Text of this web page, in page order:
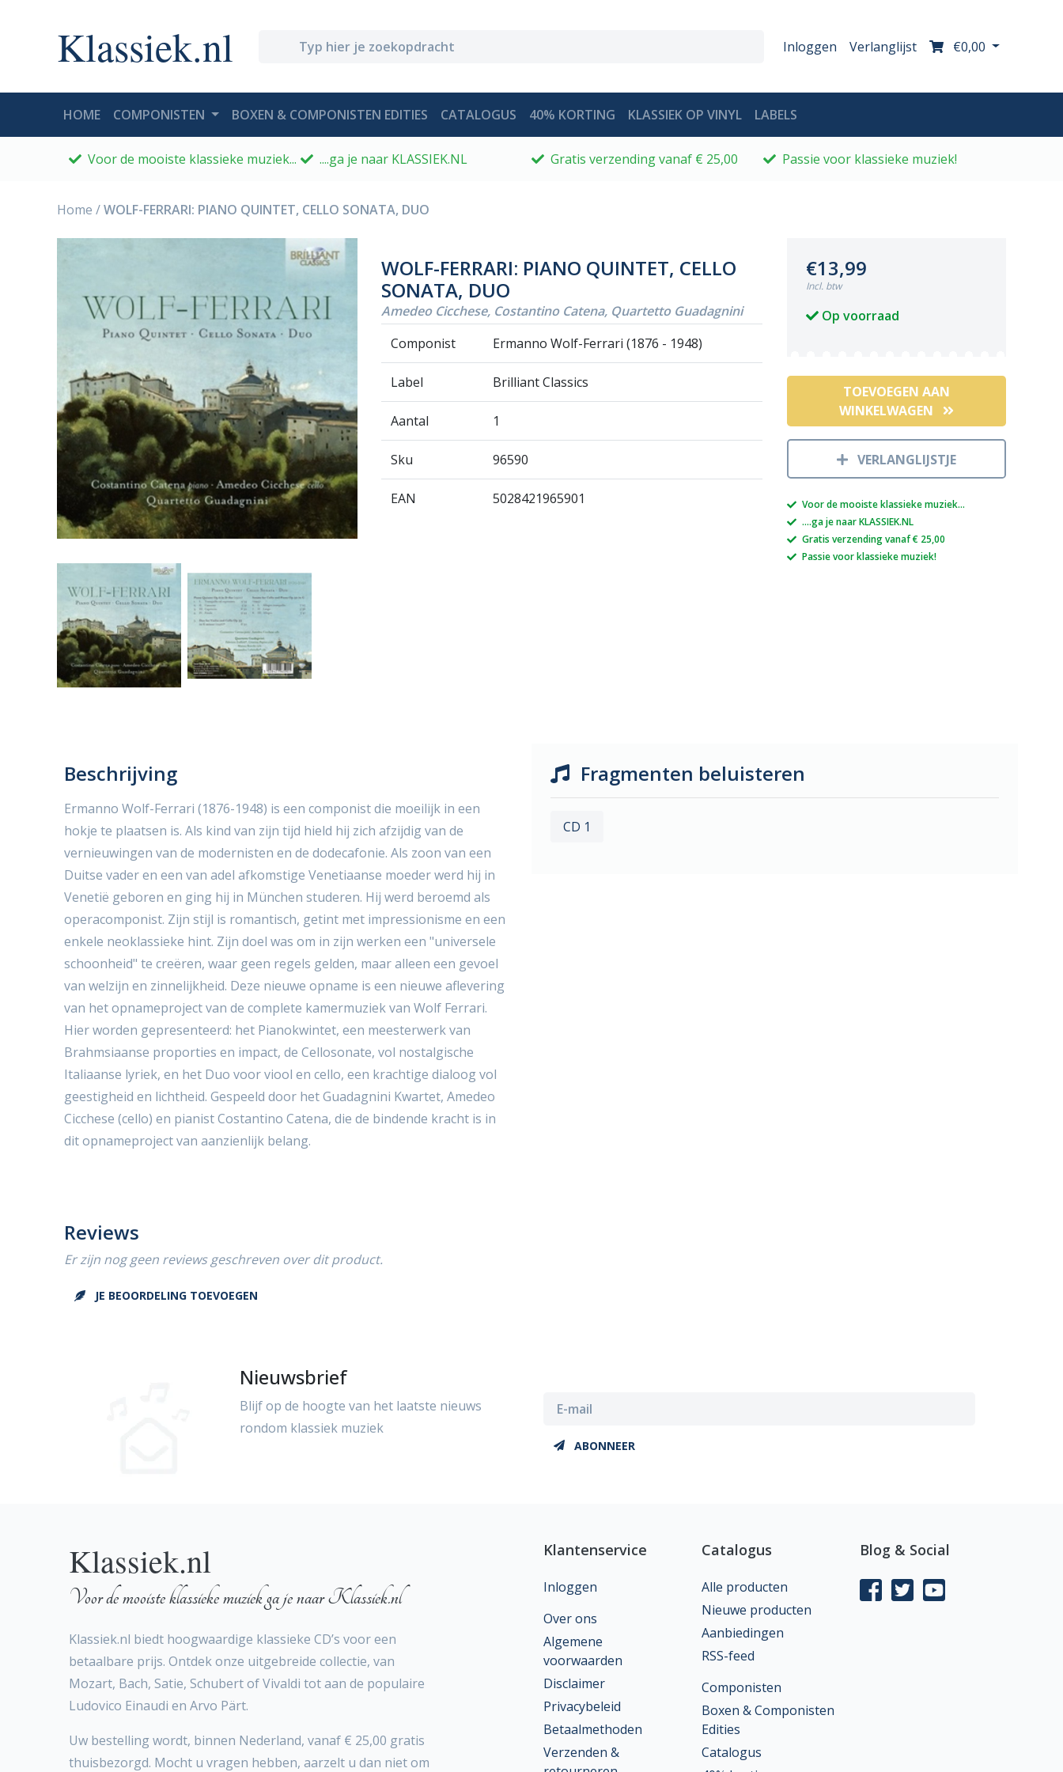
Klassiek.nl Inloggen Verlanglijst €0,00
HOME(CURRENT)
COMPONISTEN BOXEN & COMPONISTEN EDITIES CATALOGUS 40% KORTING KLASSIEK OP VINYL LABELS
Voor de mooiste klassieke muziek... ....ga je naar KLASSIEK.NL Gratis verzending vanaf € 25,00 Passie voor klassieke muziek!
Home /WOLF-FERRARI: PIANO QUINTET, CELLO SONATA, DUO
WOLF-FERRARI: PIANO QUINTET, CELLO
SONATA, DUO
Amedeo Cicchese, Costantino Catena, Quartetto Guadagnini
Componist
Ermanno Wolf-Ferrari (1876 - 1948)
Label Brilliant Classics
Aantal 1
Sku 96590
EAN 5028421965901
€13,99
Incl. btw
Op voorraad
TOEVOEGEN AAN
WINKELWAGEN
VERLANGLIJSTJE
Voor de mooiste klassieke muziek...
....ga je naar KLASSIEK.NL
Gratis verzending vanaf € 25,00
Passie voor klassieke muziek!
Beschrijving
Ermanno Wolf-Ferrari (1876-1948) is een componist die moeilijk in een
hokje te plaatsen is. Als kind van zijn tijd hield hij zich afzijdig van de
vernieuwingen van de modernisten en de dodecafonie. Als zoon van een
Duitse vader en een van adel afkomstige Venetiaanse moeder werd hij in
Venetië geboren en ging hij in München studeren. Hij werd beroemd als
operacomponist. Zijn stijl is romantisch, getint met impressionisme en een
enkele neoklassieke hint. Zijn doel was om in zijn werken een "universele
schoonheid" te creëren, waar geen regels gelden, maar alleen een gevoel
van welzijn en zinnelijkheid. Deze nieuwe opname is een nieuwe aflevering
van het opnameproject van de complete kamermuziek van Wolf Ferrari.
Hier worden gepresenteerd: het Pianokwintet, een meesterwerk van
Brahmsiaanse proporties en impact, de Cellosonate, vol nostalgische
Italiaanse lyriek, en het Duo voor viool en cello, een krachtige dialoog vol
geestigheid en lichtheid. Gespeeld door het Guadagnini Kwartet, Amedeo
Cicchese (cello) en pianist Costantino Catena, die de bindende kracht is in
dit opnameproject van aanzienlijk belang.
Reviews
Er zijn nog geen reviews geschreven over dit product.
JE BEOORDELING TOEVOEGEN
Fragmenten beluisteren
CD 1
Nieuwsbrief
Blijf op de hoogte van het laatste nieuws
rondom klassiek muziek
ABONNEER
Klassiek.nl
Voor de mooiste klassieke muziek ga je naar Klassiek.nl
Klassiek.nl biedt hoogwaardige klassieke CD’s voor een
betaalbare prijs. Ontdek onze uitgebreide collectie, van
Mozart, Bach, Satie, Schubert of Vivaldi tot aan de populaire
Ludovico Einaudi en Arvo Pärt.
Uw bestelling wordt, binnen Nederland, vanaf € 25,00 gratis
thuisbezorgd. Mocht u vragen hebben, aarzelt u dan niet om
Klantenservice
Inloggen
Over ons
Algemene
voorwaarden
Disclaimer
Privacybeleid
Betaalmethoden
Verzenden &
Catalogus
Alle producten
Nieuwe producten
Aanbiedingen
RSS-feed
Componisten
Boxen & Componisten
Edities
Catalogus
Blog & Social